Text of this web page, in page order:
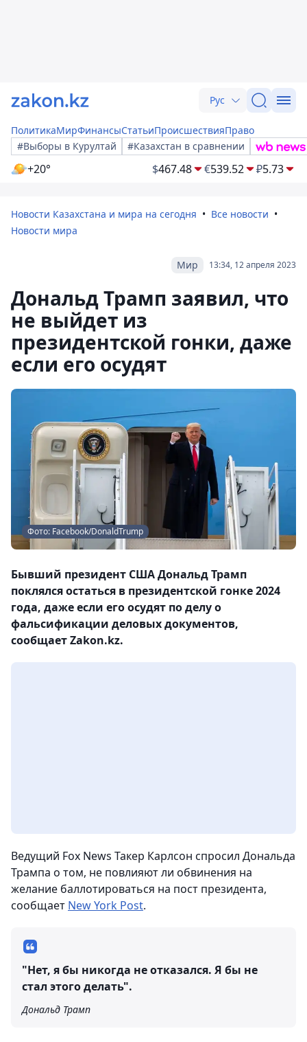
Рус
ПолитикаМирФинансыСтатьиПроисшествияПраво
#Выборы в Курултай
#Казахстан в сравнении
+20° $467.48 €539.52 ₽5.73
Новости Казахстана и мира на сегодня
Все новости
Новости мира
13:34, 12 апреля 2023
Мир
Дональд Трамп заявил, что
не выйдет из
президентской гонки, даже
если его осудят
Фото: Facebook/DonaldTrump
Бывший президент США Дональд Трамп
поклялся остаться в президентской гонке 2024
года, даже если его осудят по делу о
фальсификации деловых документов,
сообщает Zakon.kz.
Ведущий Fox News Такер Карлсон спросил Дональда
Трампа о том, не повлияют ли обвинения на
желание баллотироваться на пост президента,
сообщает New York Post.
"Нет, я бы никогда не отказался. Я бы не
стал этого делать".
Дональд Трамп